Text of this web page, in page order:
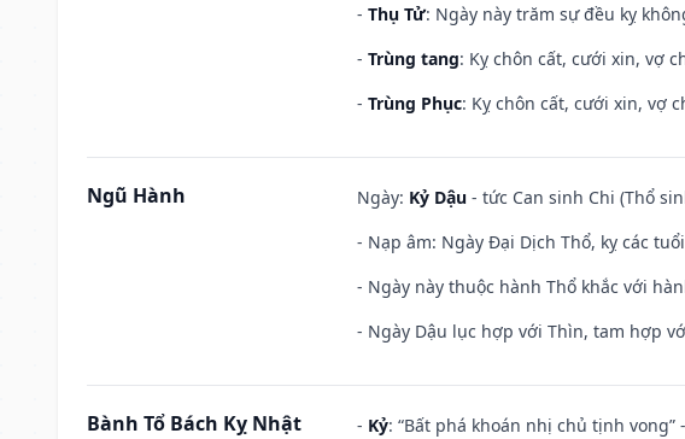
- Thụ Tử: Ngày này trăm sự đều kỵ
- Trùng tang: Kỵ chôn cất, cưới xin, vợ
- Trùng Phục: Kỵ chôn cất, cưới xin, vợ
Ngũ Hành Ngày: Kỷ Dậu - tức Can sinh Chi (Thổ
- Nạp âm: Ngày Đại Dịch Thổ, kỵ các
- Ngày này thuộc hành Thổ khắc với
- Ngày Dậu lục hợp với Thìn, tam hợp
Bành Tổ Bách Kỵ Nhật - Kỷ: “Bất phá khoán nhị chủ tịnh